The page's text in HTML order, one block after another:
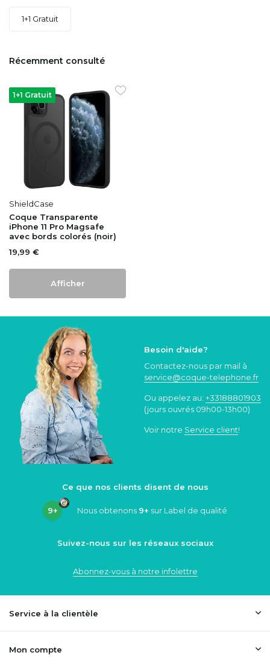
1+1 Gratuit
Récemment consulté
1+1 Gratuit
ShieldCase
Coque Transparente
iPhone 11 Pro Magsafe
avec bords colorés (noir)
19,99 €
Afficher
Besoin d'aide?
Contactez-nous par mail à
service@coque-telephone.fr
Ou appelez au: +33188801903
(jours ouvrés 09h00-13h00)
Voir notre Service client!
Ce que nos clients disent de nous
9+ Nous obtenons 9+ sur Label de qualité
Suivez-nous sur les réseaux sociaux
Abonnez-vous à notre infolettre
Service à la clientèle
Mon compte